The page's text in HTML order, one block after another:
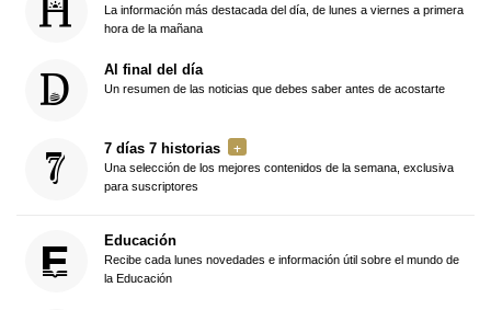
La información más destacada del día, de lunes a viernes a primera
hora de la mañana
Al final del día
Un resumen de las noticias que debes saber antes de acostarte
7 días 7 historias
Una selección de los mejores contenidos de la semana, exclusiva
para suscriptores
Educación
Recibe cada lunes novedades e información útil sobre el mundo de
la Educación